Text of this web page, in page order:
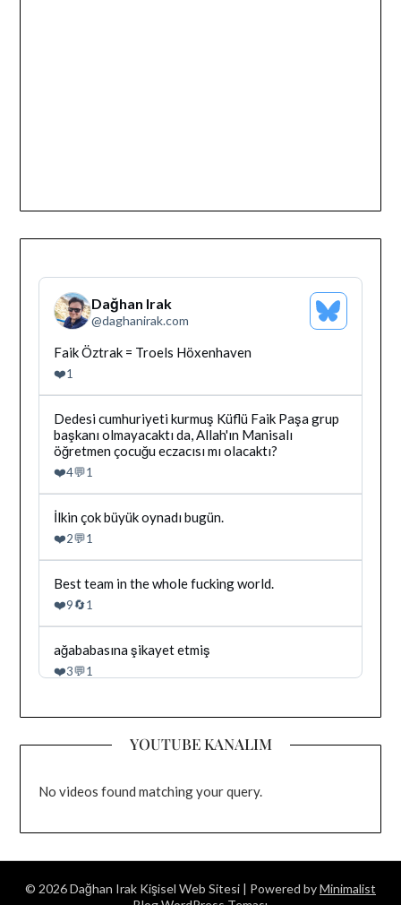
Dağhan Irak
@daghanirak.com
Bluesky
Profilini
Bluesky'da
Dağhan
Irak
tarafindan
yazilan
gonderiyi
goruntule
Faik Öztrak = Troels Höxenhaven
❤️1
Bluesky'da
Dağhan
Irak
tarafindan
yazilan
gonderiyi
goruntule
Dedesi cumhuriyeti kurmuş Küflü Faik Paşa grup
başkanı olmayacaktı da, Allah'ın Manisalı
öğretmen çocuğu eczacısı mı olacaktı?
❤️4💬1
Bluesky'da
Dağhan
Irak
tarafindan
yazilan
gonderiyi
goruntule
İlkin çok büyük oynadı bugün.
❤️2💬1
Bluesky'da
Dağhan
Irak
tarafindan
yazilan
gonderiyi
goruntule
Best team in the whole fucking world.
❤️9🔄1
Bluesky'da
Dağhan
Irak
yazilan
goruntule
ağababasına şikayet etmiş
❤️3💬1
YOUTUBE KANALIM
No videos found matching your query.
© 2026 Dağhan Irak Kişisel Web Sitesi | Powered byMinimalist